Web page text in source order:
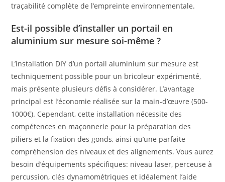
traçabilité complète de l’empreinte environnementale.
Est-il possible d’installer un portail en
aluminium sur mesure soi-même ?
L’installation DIY d’un portail aluminium sur mesure est
techniquement possible pour un bricoleur expérimenté,
mais présente plusieurs défis à considérer. L’avantage
principal est l’économie réalisée sur la main-d’œuvre (500-
1000€). Cependant, cette installation nécessite des
compétences en maçonnerie pour la préparation des
piliers et la fixation des gonds, ainsi qu’une parfaite
compréhension des niveaux et des alignements. Vous aurez
besoin d’équipements spécifiques: niveau laser, perceuse à
percussion, clés dynamométriques et idéalement l’aide